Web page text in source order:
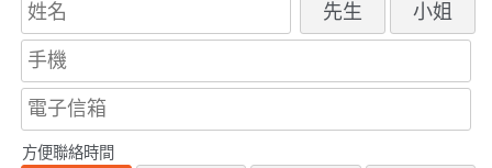
先生 小姐
方便聯絡時間